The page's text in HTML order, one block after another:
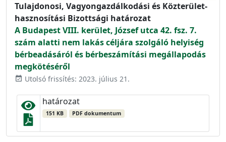
Tulajdonosi, Vagyongazdálkodási és Közterület-
hasznosítási Bizottsági határozat
A Budapest VIII. kerület, József utca 42. fsz. 7.
szám alatti nem lakás céljára szolgáló helyiség
bérbeadásáról és bérbeszámítási megállapodás
megkötéséről
event_available Utolsó frissítés: 2023. július 21.
határozat
151 KB PDF dokumentum